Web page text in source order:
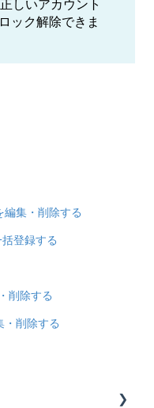
しいアカウント
ック解除できま
集・削除する
登録する
削除する
・削除する